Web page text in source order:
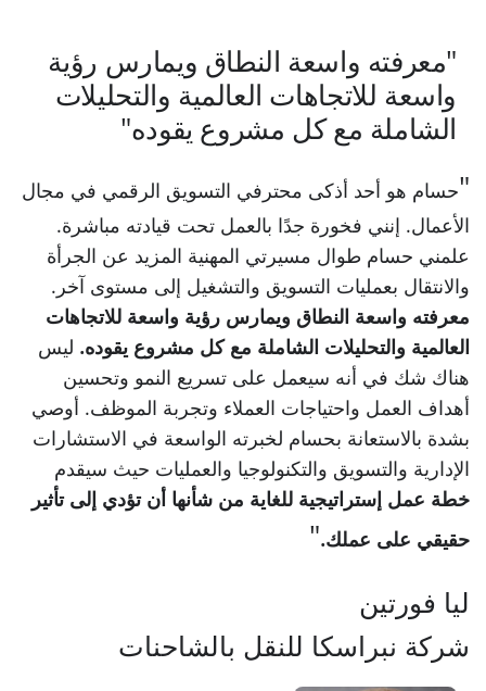
"معرفته واسعة النطاق ويمارس رؤية
واسعة للاتجاهات العالمية والتحليلات
الشاملة مع كل مشروع يقوده"
حسام هو أحد أذكى محترفي التسويق الرقمي في مجال
الأعمال. إنني فخورة جدًا بالعمل تحت قيادته مباشرة.
علمني حسام طوال مسيرتي المهنية المزيد عن الجرأة
والانتقال بعمليات التسويق والتشغيل إلى مستوى آخر.
معرفته واسعة النطاق ويمارس رؤية واسعة للاتجاهات
العالمية والتحليلات الشاملة مع كل مشروع يقوده. ليس
هناك شك في أنه سيعمل على تسريع النمو وتحسين
أهداف العمل واحتياجات العملاء وتجربة الموظف. أوصي
بشدة بالاستعانة بحسام لخبرته الواسعة في الاستشارات
الإدارية والتسويق والتكنولوجيا والعمليات حيث سيقدم
خطة عمل إستراتيجية للغاية من شأنها أن تؤدي إلى تأثير
حقيقي على عملك.
ليا فورتين
شركة نبراسكا للنقل بالشاحنات